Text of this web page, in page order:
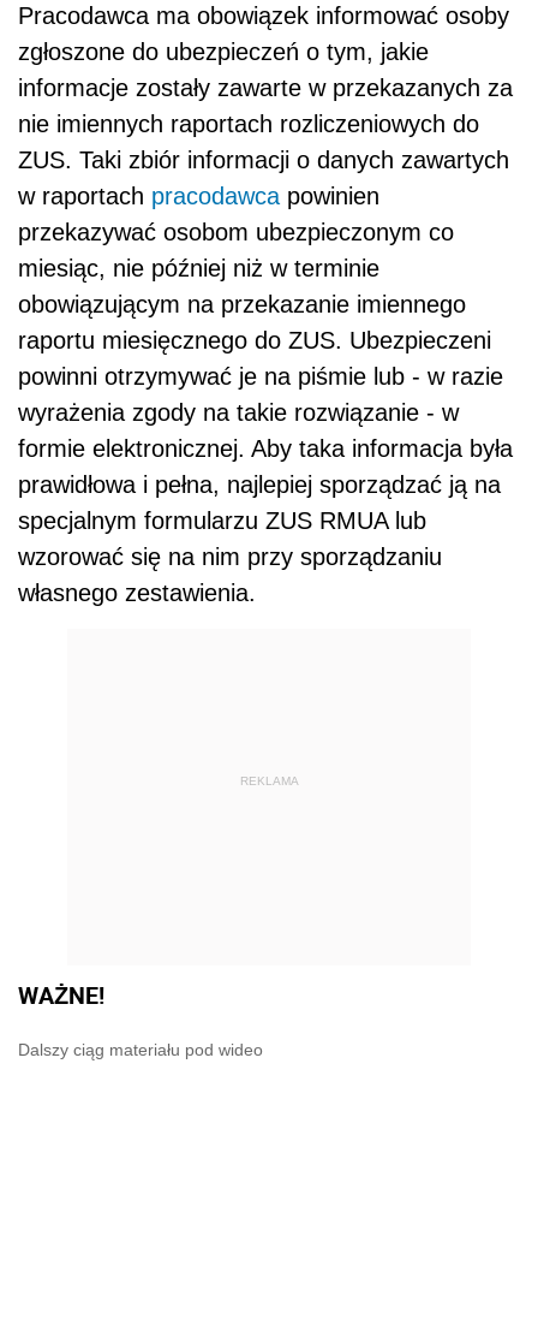
Pracodawca ma obowiązek informować osoby
zgłoszone do ubezpieczeń o tym, jakie
informacje zostały zawarte w przekazanych za
nie imiennych raportach rozliczeniowych do
ZUS. Taki zbiór informacji o danych zawartych
w raportach pracodawca powinien
przekazywać osobom ubezpieczonym co
miesiąc, nie później niż w terminie
obowiązującym na przekazanie imiennego
raportu miesięcznego do ZUS. Ubezpieczeni
powinni otrzymywać je na piśmie lub - w razie
wyrażenia zgody na takie rozwiązanie - w
formie elektronicznej. Aby taka informacja była
prawidłowa i pełna, najlepiej sporządzać ją na
specjalnym formularzu ZUS RMUA lub
wzorować się na nim przy sporządzaniu
własnego zestawienia.
REKLAMA
WAŻNE!
Dalszy ciąg materiału pod wideo